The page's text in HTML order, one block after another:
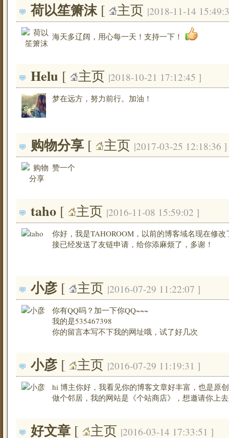
荷以笙箫沫[ 主页 |2018-11-14
海天多辽阔，用心每一天！支持一下！
Helu [ 主页 |2018-10-21 17:12:45 ]
梦在远方，努力前行。加油！
购物分享 [ 主页 |2017-03-25 12:18:36 ]
赞一个
taho [ 主页 |2016-11-08 15:59:02 ]
你好，我是TAHOROOM，以前的博客域名现在修
接已经发送了友链申请，给你添麻烦了，多谢！
小彦 [ 主页 |2016-07-29 11:22:07 ]
你有QQ吗？加一下你QQ~~~
我的是535467398
你的留言本写不下我的网址哦，试了好几次
小彦 [ 主页 |2016-07-29 11:19:31 ]
hi 博主你好，我看见你的博客文章好丰富，也是原
做个邻居，我的网站是《个站商店》，想邀请你上
好文章 [ 主页 |2016-03-14 17:33:51 ]